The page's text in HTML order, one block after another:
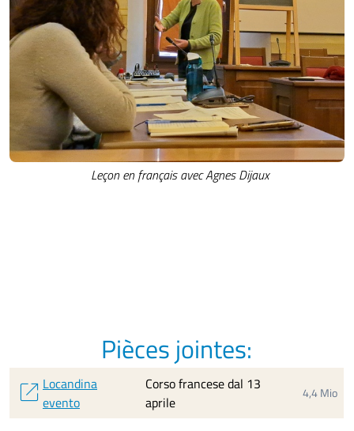
Leçon en français avec Agnes Dijaux
Pièces jointes:
open_in_new Locandina
evento
Corso francese dal 13
aprile
4,4 Mio